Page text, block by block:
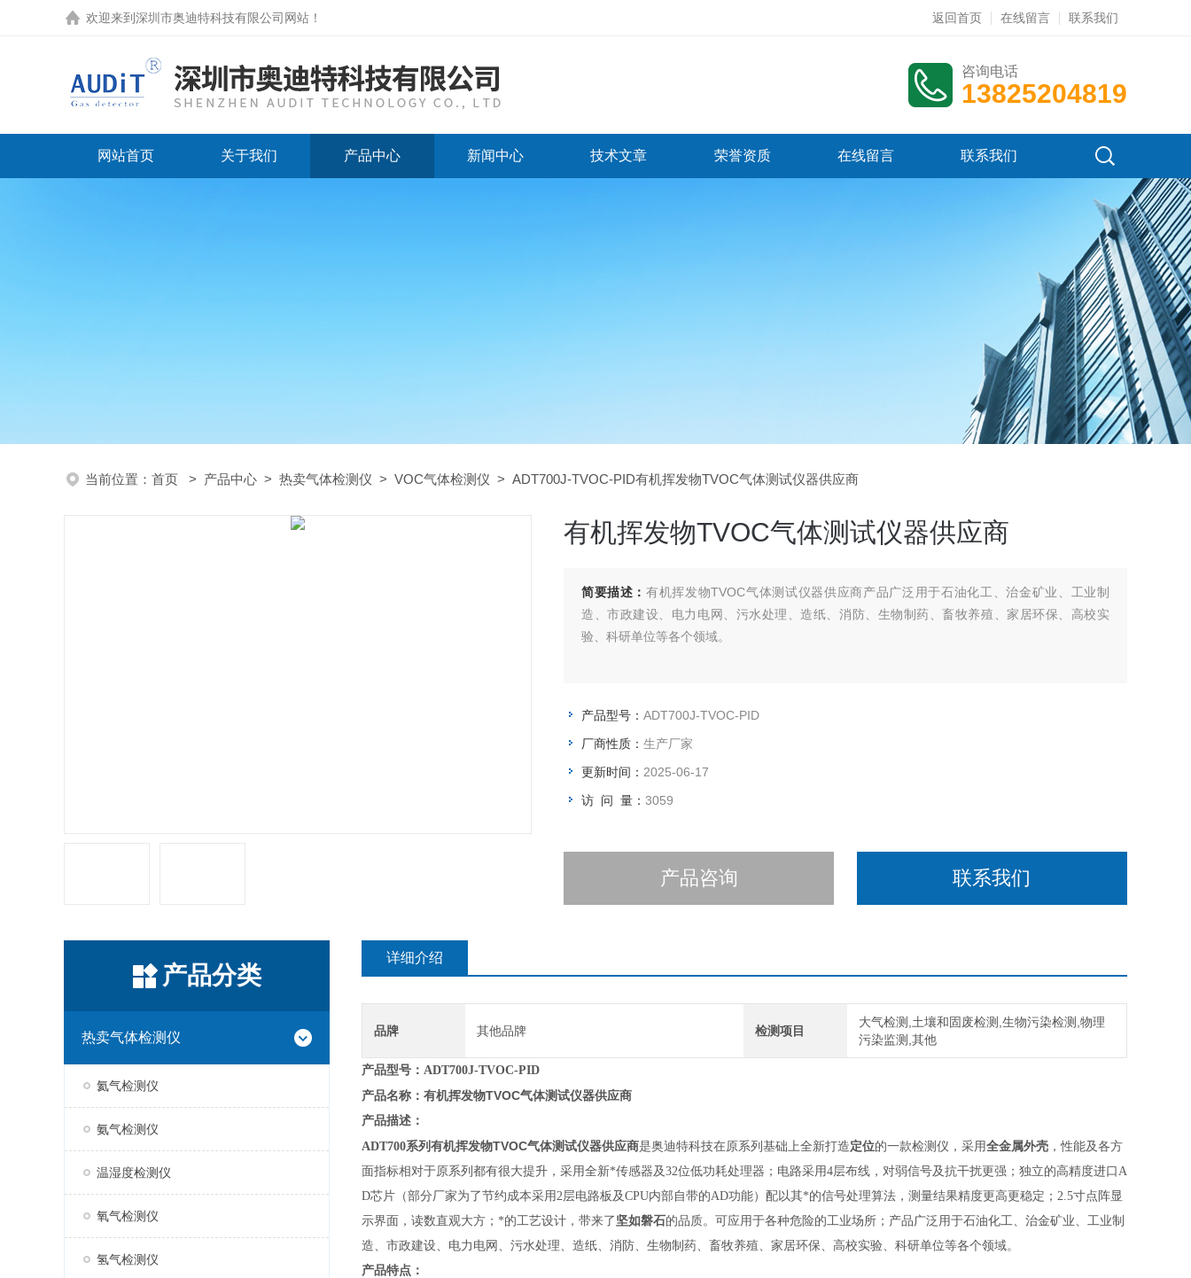
欢迎来到 深圳市奥迪特科技有限公司网站 ！ 返回首页 在线留言 联系我们
咨询电话
13825204819
网站首页 关于我们 产品中心 新闻中心 技术文章 荣誉资质 在线留言 联系我们
当前位置： 首页 > 产品中心 > 热卖气体检测仪 > VOC气体检测仪 > ADT700J-TVOC-PID有机挥发物TVOC气体测试仪器供应商
有机挥发物TVOC气体测试仪器供应商
简要描述： 有机挥发物TVOC气体测试仪器供应商产品广泛用于石油化工、治金矿业、工业制
造、市政建设、电力电网、污水处理、造纸、消防、生物制药、畜牧养殖、家居环保、高校实
验、科研单位等各个领域。
产品型号： ADT700J-TVOC-PID
厂商性质： 生产厂家
更新时间： 2025-06-17
访 问 量： 3059
产品咨询 联系我们
产品分类
热卖气体检测仪
氦气检测仪
氨气检测仪
温湿度检测仪
氧气检测仪
氢气检测仪
详细介绍
品牌 其他品牌 检测项目
大气检测,土壤和固废检测,生物污染检测,物理
污染监测,其他
产品型号 ：ADT700J-TVOC-PID
产品名称 ： 有机挥发物TVOC气体测试仪器供应商
产品描述 ：
ADT700系列 有机挥发物TVOC气体测试仪器供应商是奥迪特科技在原系列基础上全新打造定位的一款检测仪，采用全金属外壳 ，性能及各方
面指标相对于原系列都有很大提升，采用全新*传感器及32位低功耗处理器；电路采用4层布线，对弱信号及抗干扰更强；独立的高精度进口A
D芯片（部分厂家为了节约成本采用2层电路板及CPU内部自带的AD功能）配以其*的信号处理算法，测量结果精度更高更稳定；2.5寸点阵显
示界面，读数直观大方；*的工艺设计，带来了 坚如磐石的品质。可应用于各种危险的工业场所；产品广泛用于石油化工、治金矿业、工业制
造、市政建设、电力电网、污水处理、造纸、消防、生物制药、畜牧养殖、家居环保、高校实验、科研单位等各个领域。
产品特点 ：